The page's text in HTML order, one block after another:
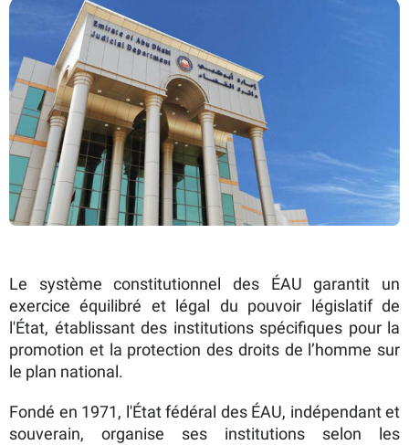
Le système constitutionnel des ÉAU garantit un
exercice équilibré et légal du pouvoir législatif de
l'État, établissant des institutions spécifiques pour la
promotion et la protection des droits de l’homme sur
le plan national.
Fondé en 1971, l'État fédéral des ÉAU, indépendant et
souverain, organise ses institutions selon les